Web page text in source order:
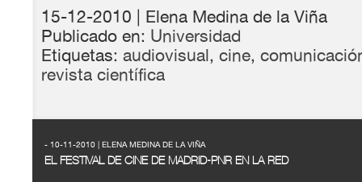
15-12-2010 | Elena Medina de la Viña
Publicado en: Universidad
Etiquetas: audiovisual, cine,
revista científica
- 10-11-2010 | ELENA MEDINA DE LA VIÑA
EL FESTIVAL DE CINE DE MADRID-PNR EN LA RED